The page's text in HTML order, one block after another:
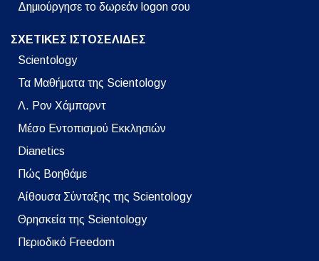
Δημιούργησε το δωρεάν logon σου
ΣΧΕΤΙΚΕΣ ΙΣΤΟΣΕΛΙΔΕΣ
Scientology
Τα Μαθήματα της Scientology
Λ. Ρον Χάμπαρντ
Μέσο Εντοπισμού Εκκλησιών
Dianetics
Πώς Βοηθάμε
Αίθουσα Σύνταξης της Scientology
Θρησκεία της Scientology
Περιοδικό Freedom